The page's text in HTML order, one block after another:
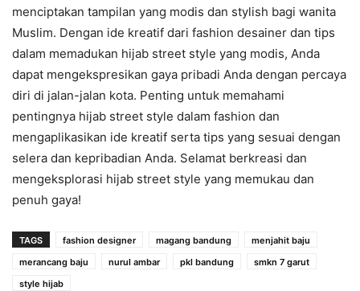
menciptakan tampilan yang modis dan stylish bagi wanita
Muslim. Dengan ide kreatif dari fashion desainer dan tips
dalam memadukan hijab street style yang modis, Anda
dapat mengekspresikan gaya pribadi Anda dengan percaya
diri di jalan-jalan kota. Penting untuk memahami
pentingnya hijab street style dalam fashion dan
mengaplikasikan ide kreatif serta tips yang sesuai dengan
selera dan kepribadian Anda. Selamat berkreasi dan
mengeksplorasi hijab street style yang memukau dan
penuh gaya!
TAGS fashion designer magang bandung
menjahit baju
merancang baju
nurul ambar pkl bandung
smkn 7 garut
style hijab